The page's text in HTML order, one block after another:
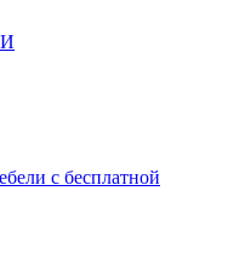
с бесплатной